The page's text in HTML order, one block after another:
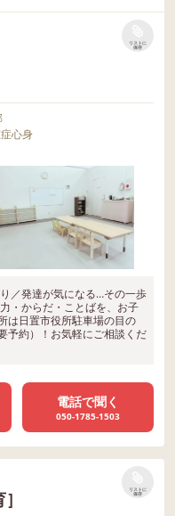
リストに
保存
心身
／発達が気になる…その一歩
・からだ・ことばを、お子
は日置市役所駐車場の目の
予約）！お気軽にご相談くだ
電話で聞く
050-1785-1503
リストに
保存